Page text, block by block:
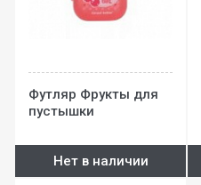
Футляр Фрукты для
пустышки
Нет в наличии